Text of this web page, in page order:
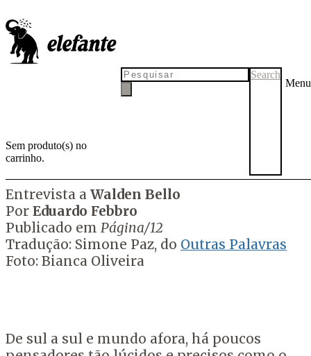
Sem produto(s) no
carrinho.
Search
Menu
Esquerda, direita e a luta pela
desglobalização
Ao chegar ao poder e defender a "ordem", as forças progressistas
esvaziaram o campo contestatário, que logo foi ocupado pela
Entrevista a Walden Bello
Por Eduardo Febbro
Publicado em Página/12
Tradução: Simone Paz, do Outras Palavras
Foto: Bianca Oliveira
De sul a sul e mundo afora, há poucos